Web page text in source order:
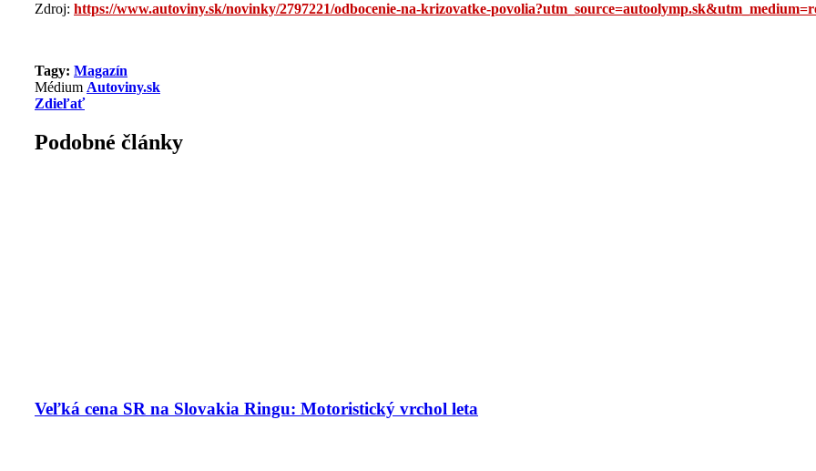
Zdroj: https://www.autoviny.sk/novinky/2797221/odbocenie-na-krizovatke-
Tagy: Magazín
Médium Autoviny.sk
Zdieľať
Podobné články
Veľká cena SR na Slovakia Ringu: Motoristický vrchol leta